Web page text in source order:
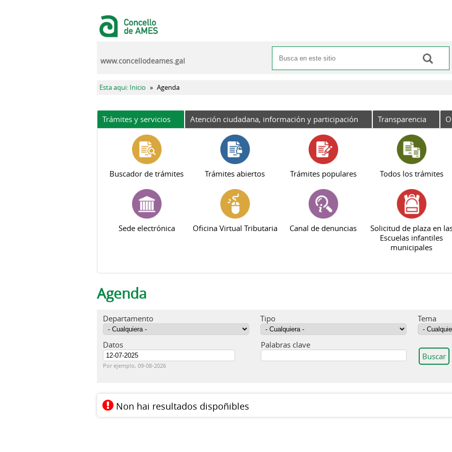
Formulario de búsqueda
Buscar
www.concellodeames.gal
Se encuentra usted aquí
Esta aqui: Inicio » Agenda
Trámites y servicios Atención ciudadana, información y participación Transparencia
Buscador de trámites Trámites abiertos Trámites populares Todos los trámites
Sede electrónica Oficina Virtual Tributaria Canal de denuncias
Solicitud de plaza en
Escuelas infantiles
municipales
Agenda
Departamento Tipo Tema
Datos
Fecha
Por ejemplo, 09-08-2026
Palabras clave
Non hai resultados dispoñibles